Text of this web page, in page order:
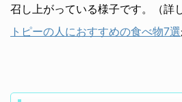
召し上がっている様子です。（詳
トピーの人におすすめの食べ物7選